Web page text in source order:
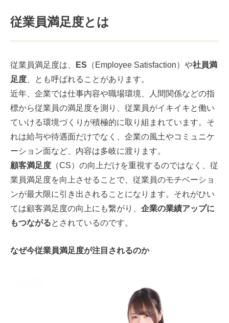
従業員満足度とは
従業員満足度は、 ES （Employee Satisfaction）や社員満
足度、とも呼ばれることがあります。
近年、企業では仕事内容や職場環境、人間関係などの指
標から従業員の満足度を測り、従業員がイキイキと働い
ていける環境づくりが積極的に取り組まれています。そ
れは給与や待遇面だけでなく、企業の風土やコミュニケ
ーション面など、内容は多岐に渡ります。
顧客満足度 （CS）の向上だけを重視するのではなく、従
業員満足度を向上させることで、従業員のモチベーショ
ンが最大限に引き出されることになります。それがひい
ては顧客満足度の向上にも繋がり、 企業の業績アップに
もつながるとされているのです。
なぜ今従業員満足度が注目されるのか